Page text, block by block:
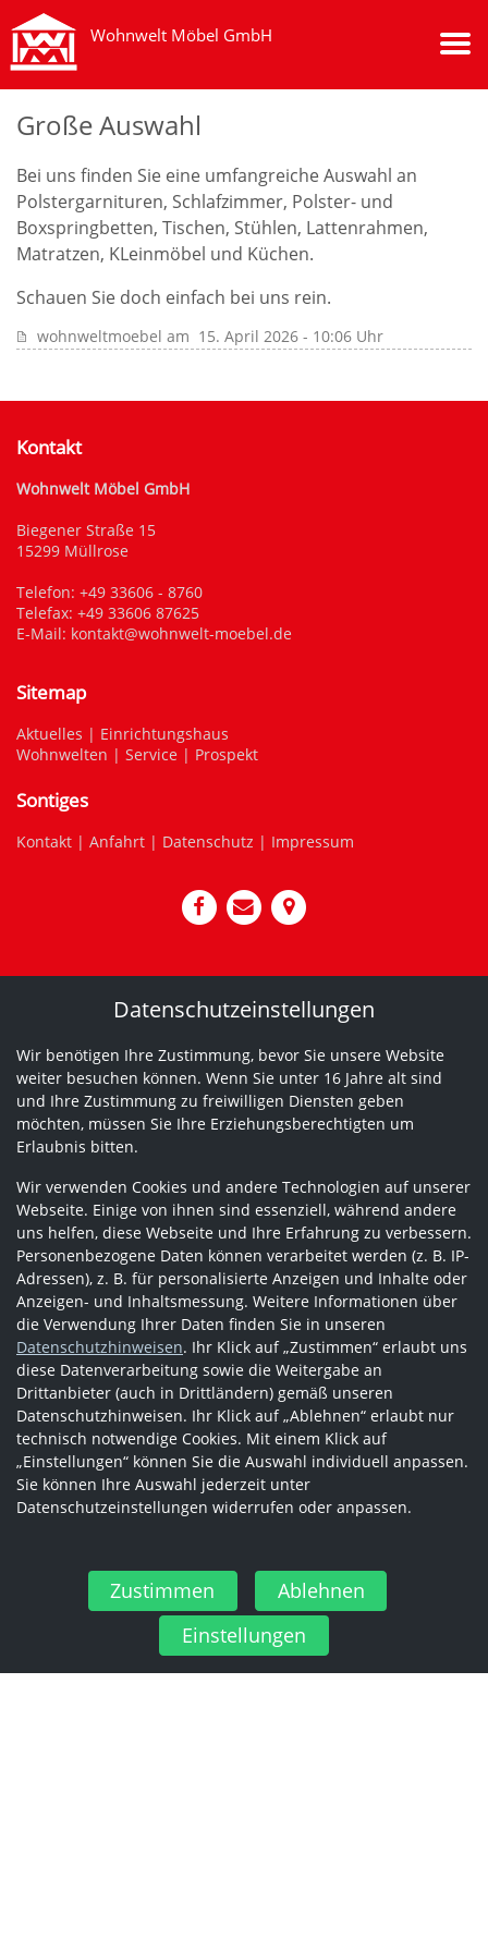
Wohnwelt Möbel GmbH
Große Auswahl
Bei uns finden Sie eine umfangreiche Auswahl an
Polstergarnituren, Schlafzimmer, Polster- und
Boxspringbetten, Tischen, Stühlen, Lattenrahmen,
Matratzen, KLeinmöbel und Küchen.
Schauen Sie doch einfach bei uns rein.
wohnweltmoebel am 15. April 2026 - 10:06 Uhr
Kontakt
Wohnwelt Möbel GmbH
Biegener Straße 15
15299 Müllrose
Telefon: +49 33606 - 8760
Telefax: +49 33606 87625
E-Mail: kontakt@wohnwelt-moebel.de
Sitemap
Aktuelles | Einrichtungshaus
Wohnwelten | Service | Prospekt
Sontiges
Kontakt | Anfahrt | Datenschutz | Impressum
Datenschutzeinstellungen
Wir benötigen Ihre Zustimmung, bevor Sie unsere Website
weiter besuchen können. Wenn Sie unter 16 Jahre alt sind
und Ihre Zustimmung zu freiwilligen Diensten geben
möchten, müssen Sie Ihre Erziehungsberechtigten um
Erlaubnis bitten.
Wir verwenden Cookies und andere Technologien auf unserer
Webseite. Einige von ihnen sind essenziell, während andere
uns helfen, diese Webseite und Ihre Erfahrung zu verbessern.
Personenbezogene Daten können verarbeitet werden (z. B. IP-
Adressen), z. B. für personalisierte Anzeigen und Inhalte oder
Anzeigen- und Inhaltsmessung. Weitere Informationen über
die Verwendung Ihrer Daten finden Sie in unseren
Datenschutzhinweisen. Ihr Klick auf „Zustimmen“ erlaubt uns
diese Datenverarbeitung sowie die Weitergabe an
Drittanbieter (auch in Drittländern) gemäß unseren
Datenschutzhinweisen. Ihr Klick auf „Ablehnen“ erlaubt nur
technisch notwendige Cookies. Mit einem Klick auf
„Einstellungen“ können Sie die Auswahl individuell anpassen.
Sie können Ihre Auswahl jederzeit unter
Datenschutzeinstellungen widerrufen oder anpassen.
Zustimmen
Ablehnen
Einstellungen